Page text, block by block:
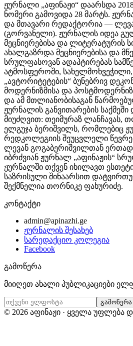
ჟურნალი „აფინაჟი“ დაარსდა
ნომერი გამოვიდა 28 მარტს.
და მთავარი რედაქტორია —
(გორვანელი). ჟურნალის იდეა
მეცნიერებისა და ლიტერატურის
ახალგაზრდა მეცნიერებისა და
სრულფასოვან ადაპტირებას
ატმოსფეროში,
„ავტორიტეტების“ ბუნებრივ
მოდერნიზმისა და
და ამ მთლიანობისაგან
ჟურნალის განვითარების
მიუძღვით: თეიმურაზ ლანჩავას,
ელგუჯა ბერიშვილს, რომლებიც
რედკოლეგიის შეუცვლელი
ლევან გოგაბერიშვილთან
იბრძვიან ჟურნალ „აფინაჟის“
ჟურნალში თქვენ იხილავთ
საზრისული შინაარსით
შექმნელია თორნიკე ფახურიძე.
კონტაქტი
admin@apinazhi.ge
ჟურნალის შესახებ
სარედაქციო კოლეგია
Facebook
გამოწერა
მიიღეთ ახალი პუბლიკაციები
გამოწერა
© 2026 აფინაჟი · ყველა უფლება